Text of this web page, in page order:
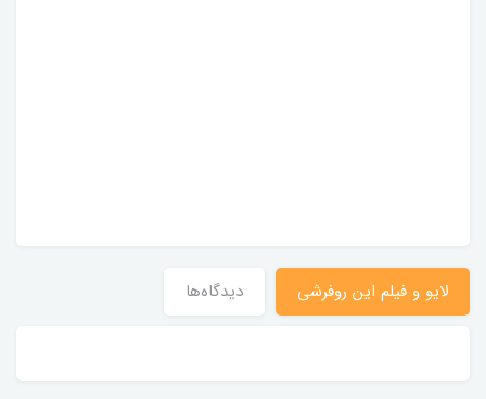
لایو و فیلم این روفرشی دیدگاه‌ها